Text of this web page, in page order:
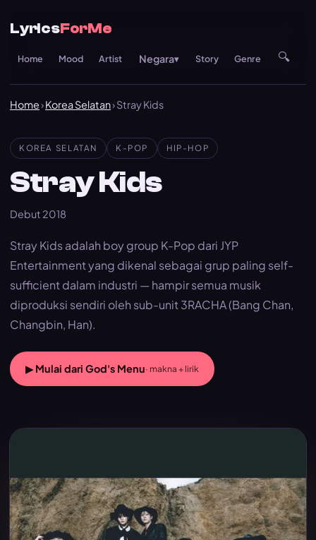
LyricsForMe
Home Mood Artist Negara▾ Story Genre 🔍
Home›Korea Selatan› Stray Kids
KOREA SELATAN K-POP HIP-HOP
Stray Kids
Debut 2018
Stray Kids adalah boy group K-Pop dari JYP
Entertainment yang dikenal sebagai grup paling self-
sufficient dalam industri — hampir semua musik
diproduksi sendiri oleh sub-unit 3RACHA (Bang Chan,
Changbin, Han).
▶ Mulai dari God's Menu· makna + lirik